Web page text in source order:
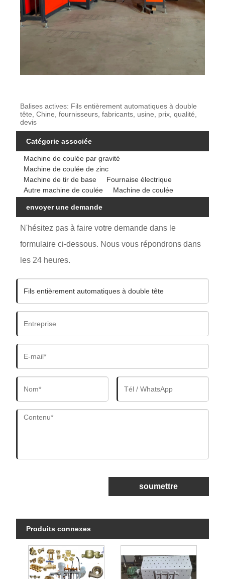
Balises actives: Fils entièrement automatiques à double
tête, Chine, fournisseurs, fabricants, usine, prix, qualité,
devis
Catégorie associée
Machine de coulée par gravité
Machine de coulée de zinc
Machine de tir de base
Fournaise électrique
Autre machine de coulée
Machine de coulée
envoyer une demande
N'hésitez pas à faire votre demande dans le
formulaire ci-dessous. Nous vous répondrons dans
les 24 heures.
soumettre
Produits connexes